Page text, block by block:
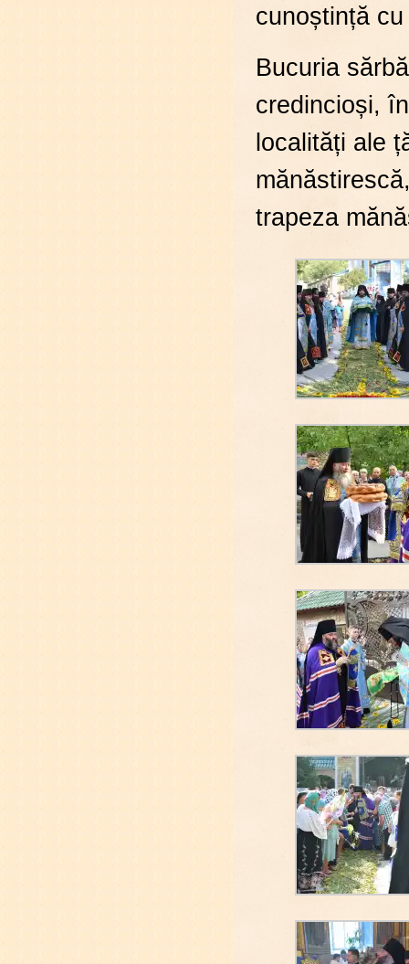
cunoștință
Bucuria
credincioși,
localități ale
trapeza